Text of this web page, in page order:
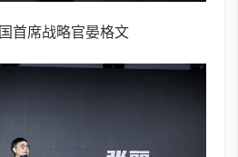
首席战略官晏格文